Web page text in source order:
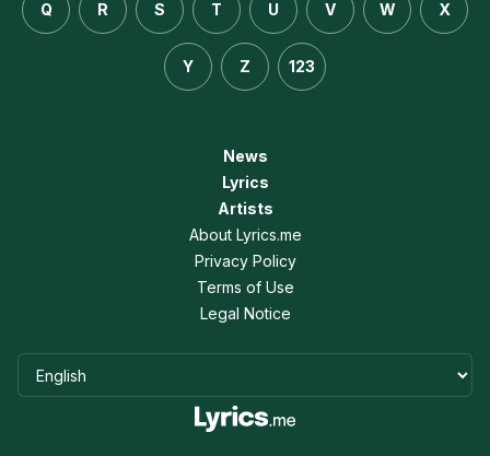
Q R S T U V W X
Y Z 123
News
Lyrics
Artists
About Lyrics.me
Privacy Policy
Terms of Use
Legal Notice